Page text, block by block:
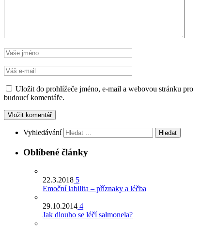
Uložit do prohlížeče jméno, e-mail a webovou stránku pro
budoucí komentáře.
Vyhledávání
Oblíbené články
22.3.2018 5
Emoční labilita – příznaky a léčba
29.10.2014 4
Jak dlouho se léčí salmonela?